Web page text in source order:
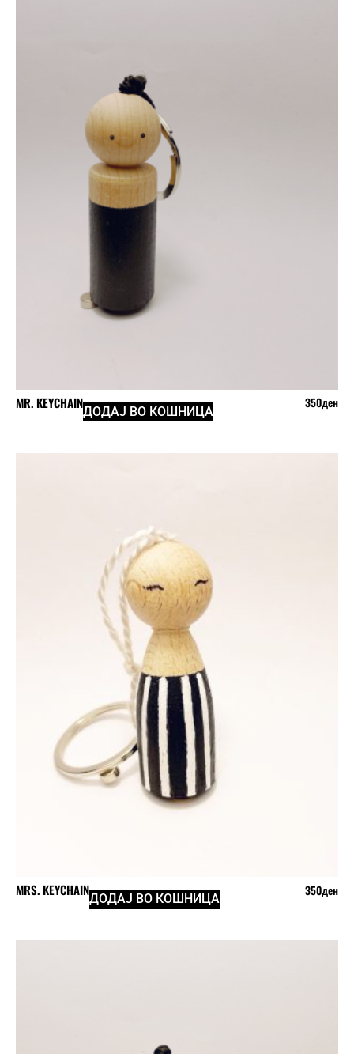
MR. KEYCHAIN 350ден
ДОДАЈ ВО КОШНИЦА
MRS. KEYCHAIN 350ден
ДОДАЈ ВО КОШНИЦА